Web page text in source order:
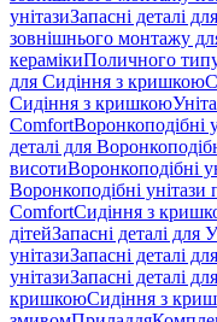
унітазиЗапасні деталі
зовнішнього монтажу для
керамікиПоличного
для Сидіння з кришкою
Сидіння з кришкою
ComfortВоронкоподібні
деталі для
висотиВоронкоподібні
Воронкоподібні унітази
ComfortСидіння з
дітейЗапасні деталі для
унітазиЗапасні деталі
унітазиЗапасні деталі
кришкоюСидіння з